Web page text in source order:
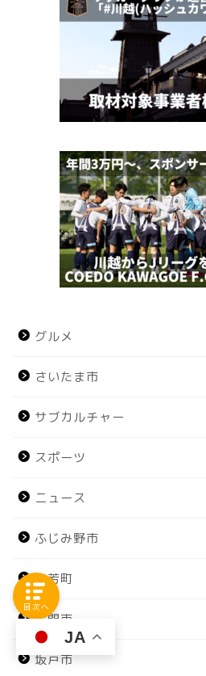
グルメ
さいたま市
サブカルチャー
スポーツ
ニュース
ふじみ野市
三芳町
入間市
坂戸市
JA
目次へ